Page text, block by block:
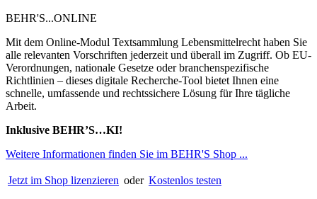
BEHR'S...ONLINE
Mit dem Online-Modul Textsammlung Lebensmittelrecht haben Sie
alle relevanten Vorschriften jederzeit und überall im Zugriff. Ob EU-
Verordnungen, nationale Gesetze oder branchenspezifische
Richtlinien – dieses digitale Recherche-Tool bietet Ihnen eine
schnelle, umfassende und rechtssichere Lösung für Ihre tägliche
Arbeit.
Inklusive BEHR’S…KI!
Weitere Informationen finden Sie im BEHR'S Shop ...
Jetzt im Shop lizenzieren oder Kostenlos testen